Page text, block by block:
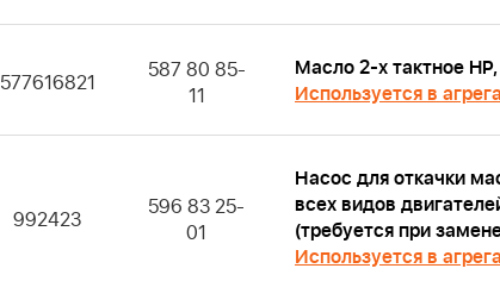
577616821
587 80 85-
11
Масло 2-х тактное
Используется в
992423
596 83 25-
01
Насос для откачки
всех видов
(требуется при
Используется в